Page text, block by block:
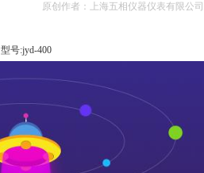
原创作者：上海五相仪器仪表有限公司
型号:jyd-400